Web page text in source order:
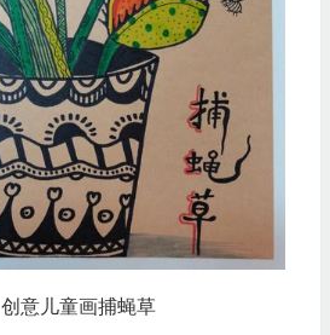
创意儿童画捕蝇草